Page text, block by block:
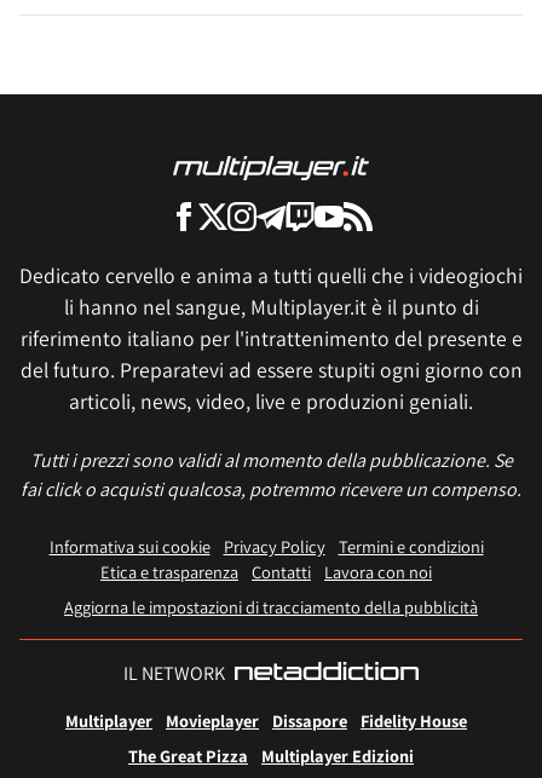
Dedicato cervello e anima a tutti quelli che i videogiochi
li hanno nel sangue, Multiplayer.it è il punto di
riferimento italiano per l'intrattenimento del presente e
del futuro. Preparatevi ad essere stupiti ogni giorno con
articoli, news, video, live e produzioni geniali.
Tutti i prezzi sono validi al momento della pubblicazione. Se
fai click o acquisti qualcosa, potremmo ricevere un compenso.
Informativa sui cookie Privacy Policy
Termini e condizioni
Etica e trasparenza Contatti
Lavora con noi
Aggiorna le impostazioni di tracciamento della pubblicità
IL NETWORK
Multiplayer Movieplayer Dissapore
Fidelity House
The Great Pizza
Multiplayer Edizioni